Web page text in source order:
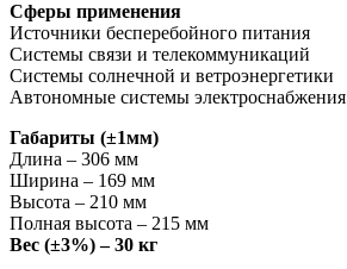
Cферы применения
Источники бесперебойного питания
Системы связи и телекоммуникаций
Системы солнечной и ветроэнергетики
Автономные системы электроснабжения
Габариты (±1мм)
Длина – 306 мм
Ширина – 169 мм
Высота – 210 мм
Полная высота – 215 мм
Вес (±3%) – 30 кг